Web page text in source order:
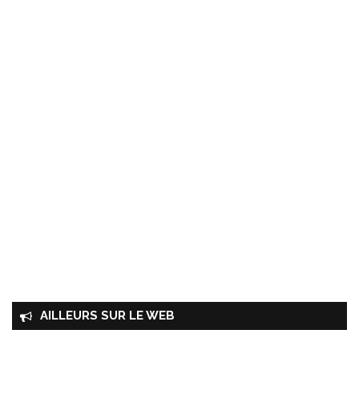
AILLEURS SUR LE WEB